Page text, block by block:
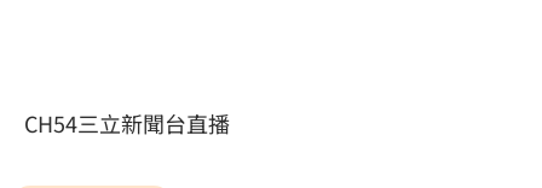
CH54三立新聞台直播